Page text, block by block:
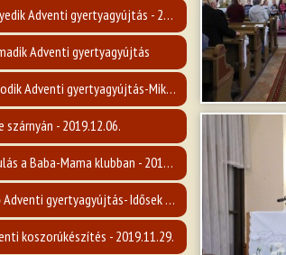
Negyedik Adventi gyertyagyújtás - 2019.12.22.
Adventi gyertyagyújtás
Második Adventi gyertyagyújtás-Mikulásvárás - 2019.12.08.
szárnyán - 2019.12.06.
Mikulás a Baba-Mama klubban - 2019.12.05.
Első Adventi gyertyagyújtás- Idősek napja
koszorúkészítés - 2019.11.29.